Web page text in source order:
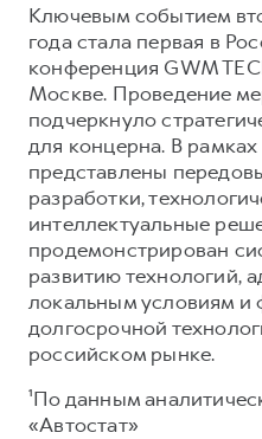
Ключевым событием
года стала первая в
конференция GWM
Москве. Проведение
подчеркнуло
для концерна. В
представлены
разработки,
интеллектуальные
продемонстрирован
развитию технологий,
локальным условиям
долгосрочной
российском рынке.
¹По данным
«Автостат»